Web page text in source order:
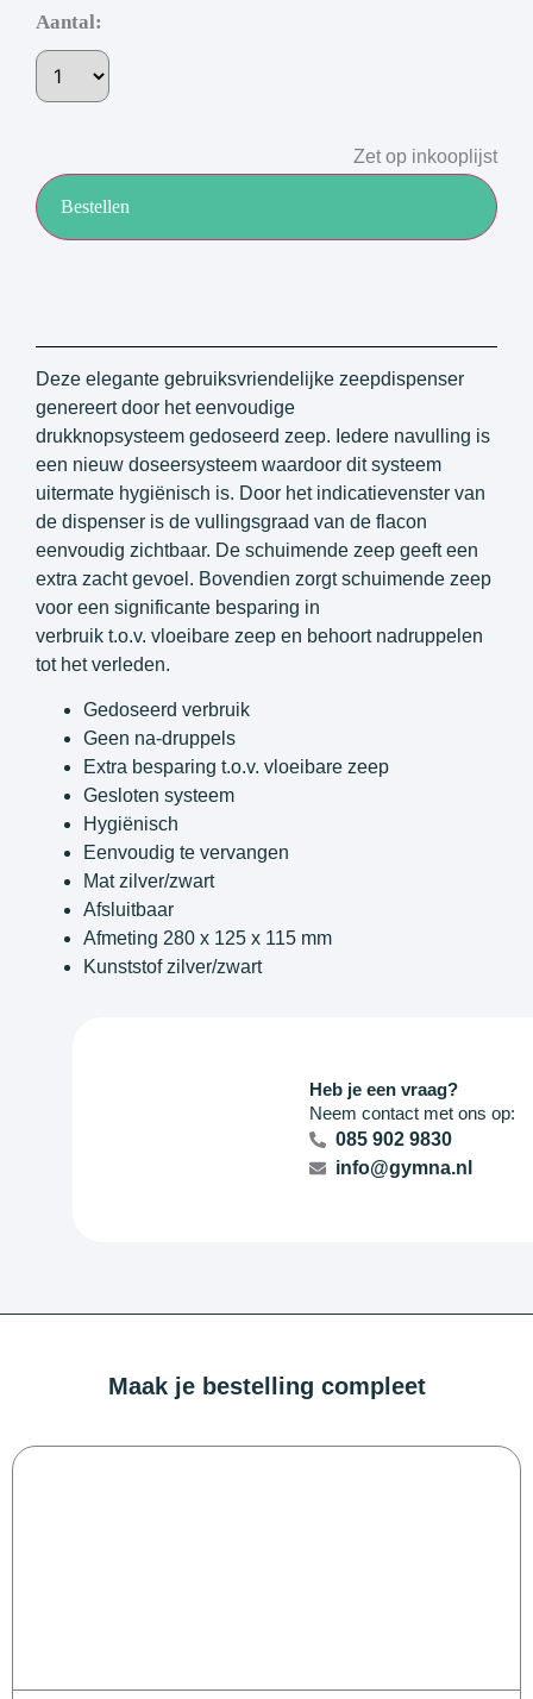
Aantal:
Bestellen
Zet op inkooplijst
Deze elegante gebruiksvriendelijke zeepdispenser
genereert door het eenvoudige
drukknopsysteem gedoseerd zeep. Iedere navulling is
een nieuw doseersysteem waardoor dit systeem
uitermate hygiënisch is. Door het indicatievenster van
de dispenser is de vullingsgraad van de flacon
eenvoudig zichtbaar. De schuimende zeep geeft een
extra zacht gevoel. Bovendien zorgt schuimende zeep
voor een significante besparing in
verbruik t.o.v. vloeibare zeep en behoort nadruppelen
tot het verleden.
Gedoseerd verbruik
Geen na-druppels
Extra besparing t.o.v. vloeibare zeep
Gesloten systeem
Hygiënisch
Eenvoudig te vervangen
Mat zilver/zwart
Afsluitbaar
Afmeting 280 x 125 x 115 mm
Kunststof zilver/zwart
Heb je een vraag?
Neem contact met ons op:
085 902 9830
info@gymna.nl
Maak je bestelling compleet